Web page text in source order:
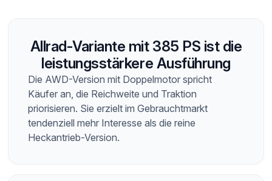
Allrad-Variante mit 385 PS ist die
leistungsstärkere Ausführung
Die AWD-Version mit Doppelmotor spricht
Käufer an, die Reichweite und Traktion
priorisieren. Sie erzielt im Gebrauchtmarkt
tendenziell mehr Interesse als die reine
Heckantrieb-Version.